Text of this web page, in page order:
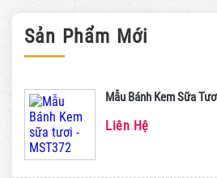
Sản Phẩm Mới
Mẫu Bánh Kem Sữa
Liên Hệ